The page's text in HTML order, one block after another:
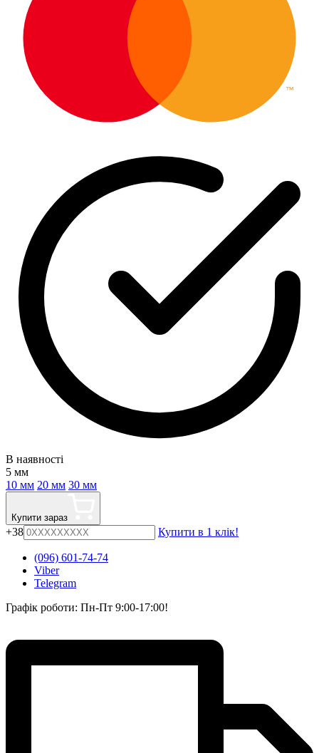
В наявності
5 мм
10 мм 20 мм 30 мм
Купити зараз
+38 Купити в 1 клік!
(096) 601-74-74
Viber
Telegram
Графік роботи: Пн-Пт 9:00-17:00!